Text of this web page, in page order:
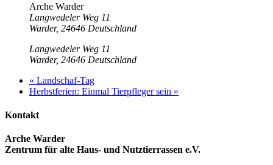
Arche Warder
Langwedeler Weg 11
Warder, 24646 Deutschland
Langwedeler Weg 11
Warder, 24646 Deutschland
« Landschaf-Tag
Herbstferien: Einmal Tierpfleger sein »
Kontakt
Arche Warder
Zentrum für alte Haus- und Nutztierrassen e.V.